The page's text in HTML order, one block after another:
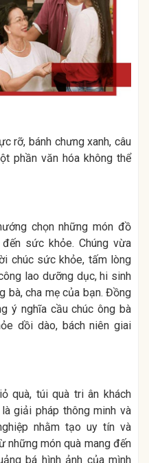
rỡ, bánh chưng xanh, câu
phần văn hóa không thể
chọn những món đồ
sức khỏe. Chúng vừa
chúc sức khỏe, tấm lòng
lao dưỡng dục, hi sinh
bà, cha mẹ của bạn. Đồng
ý nghĩa cầu chúc ông bà
dồi dào, bách niên giai
quà, túi quà tri ân khách
giải pháp thông minh và
nhằm tạo uy tín và
những món quà mang đến
bá hình ảnh của mình